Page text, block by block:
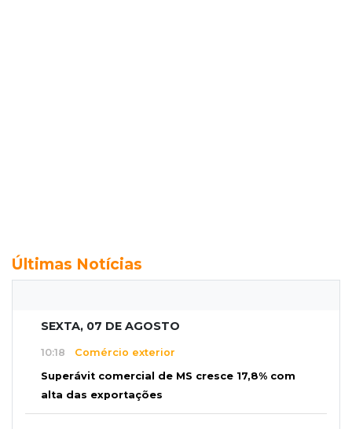
Últimas Notícias
SEXTA, 07 DE AGOSTO
10:18 Comércio exterior
Superávit comercial de MS cresce 17,8% com
alta das exportações